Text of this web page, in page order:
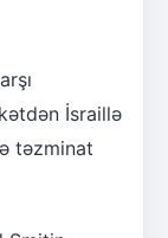
İsraillə
təzminat